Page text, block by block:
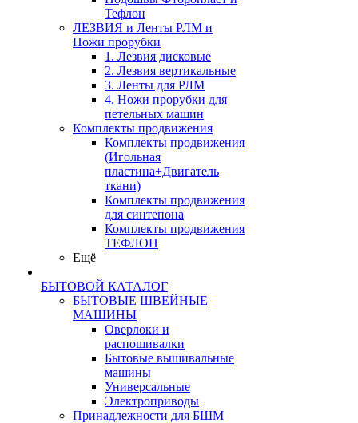
Тефлон
ЛЕЗВИЯ и Ленты РЛМ и
Ножи прорубки
1. Лезвия дисковые
2. Лезвия вертикальные
3. Ленты для РЛМ
4. Ножи прорубки для
петельных машин
Комплекты продвижения
Комплекты продвижения
(Игольная
пластина+Двигатель
ткани)
Комплекты продвижения
для синтепона
Комплекты продвижения
ТЕФЛОН
Ещё
БЫТОВОЙ КАТАЛОГ
БЫТОВЫЕ ШВЕЙНЫЕ
МАШИНЫ
Оверлоки и
распошивалки
Бытовые вышивальные
машины
Универсальные
Электроприводы
Принадлежности для БШМ